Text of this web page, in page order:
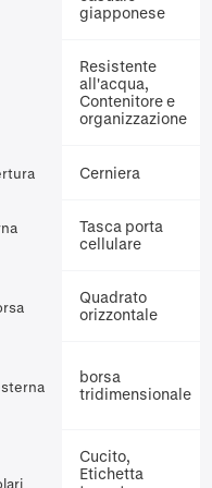
giapponese
Resistente
all'acqua,
Contenitore e
organizzazione
Cerniera
Tasca porta
cellulare
Quadrato
orizzontale
borsa
tridimensionale
Cucito,
Etichetta